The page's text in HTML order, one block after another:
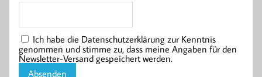
Ich habe die Datenschutzerklärung zur Kenntnis
genommen und stimme zu, dass meine Angaben für den
Newsletter-Versand gespeichert werden.